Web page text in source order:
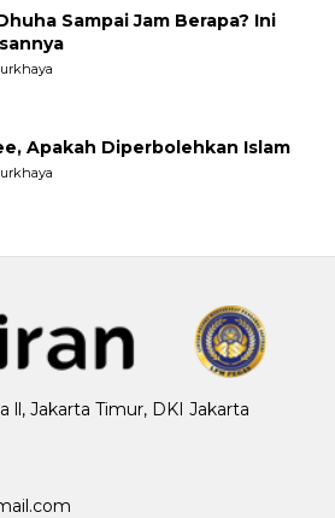
Sampai Jam Berapa? Ini
Apakah Diperbolehkan Islam
ll, Jakarta Timur, DKI Jakarta